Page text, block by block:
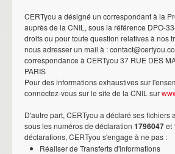
CERTyou a désigné un correspondant à la
auprès de la CNIL, sous la référence DPO-
droits ou pour toute question relatives à nos
nous adresser un mail à :
correspondance à CERTyou 37 RUE DES
PARIS
Pour des informations exhaustives sur
connectez-vous sur le site de la CNIL sur
D'autre part, CERTyou a déclaré ses fichiers
sous les numéros de déclaration 1796047et
déclarations, CERTyou s'engage à ne pas :
Réaliser de Transferts d'informations